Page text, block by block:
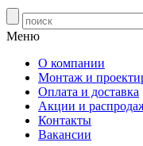
Меню
О компании
Монтаж и
Оплата и доставка
Акции и
Контакты
Вакансии